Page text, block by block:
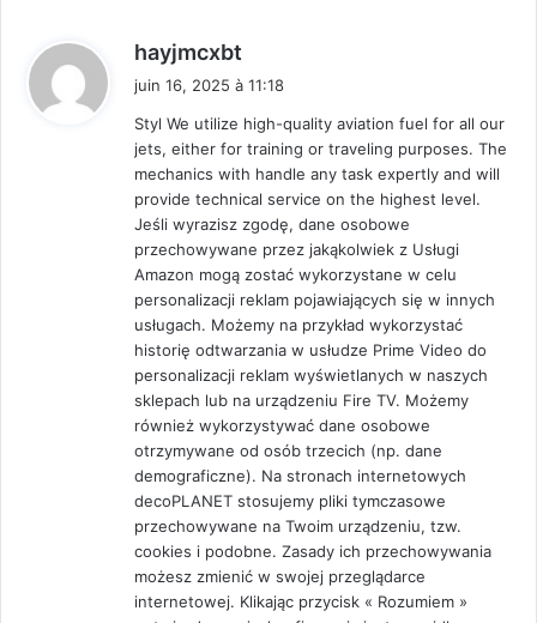
hayjmcxbt
juin 16, 2025 à 11:18
Styl We utilize high-quality aviation fuel for all our
jets, either for training or traveling purposes. The
mechanics with handle any task expertly and will
provide technical service on the highest level.
Jeśli wyrazisz zgodę, dane osobowe
przechowywane przez jakąkolwiek z Usługi
Amazon mogą zostać wykorzystane w celu
personalizacji reklam pojawiających się w innych
usługach. Możemy na przykład wykorzystać
historię odtwarzania w usłudze Prime Video do
personalizacji reklam wyświetlanych w naszych
sklepach lub na urządzeniu Fire TV. Możemy
również wykorzystywać dane osobowe
otrzymywane od osób trzecich (np. dane
demograficzne). Na stronach internetowych
decoPLANET stosujemy pliki tymczasowe
przechowywane na Twoim urządzeniu, tzw.
cookies i podobne. Zasady ich przechowywania
możesz zmienić w swojej przeglądarce
internetowej. Klikając przycisk « Rozumiem »